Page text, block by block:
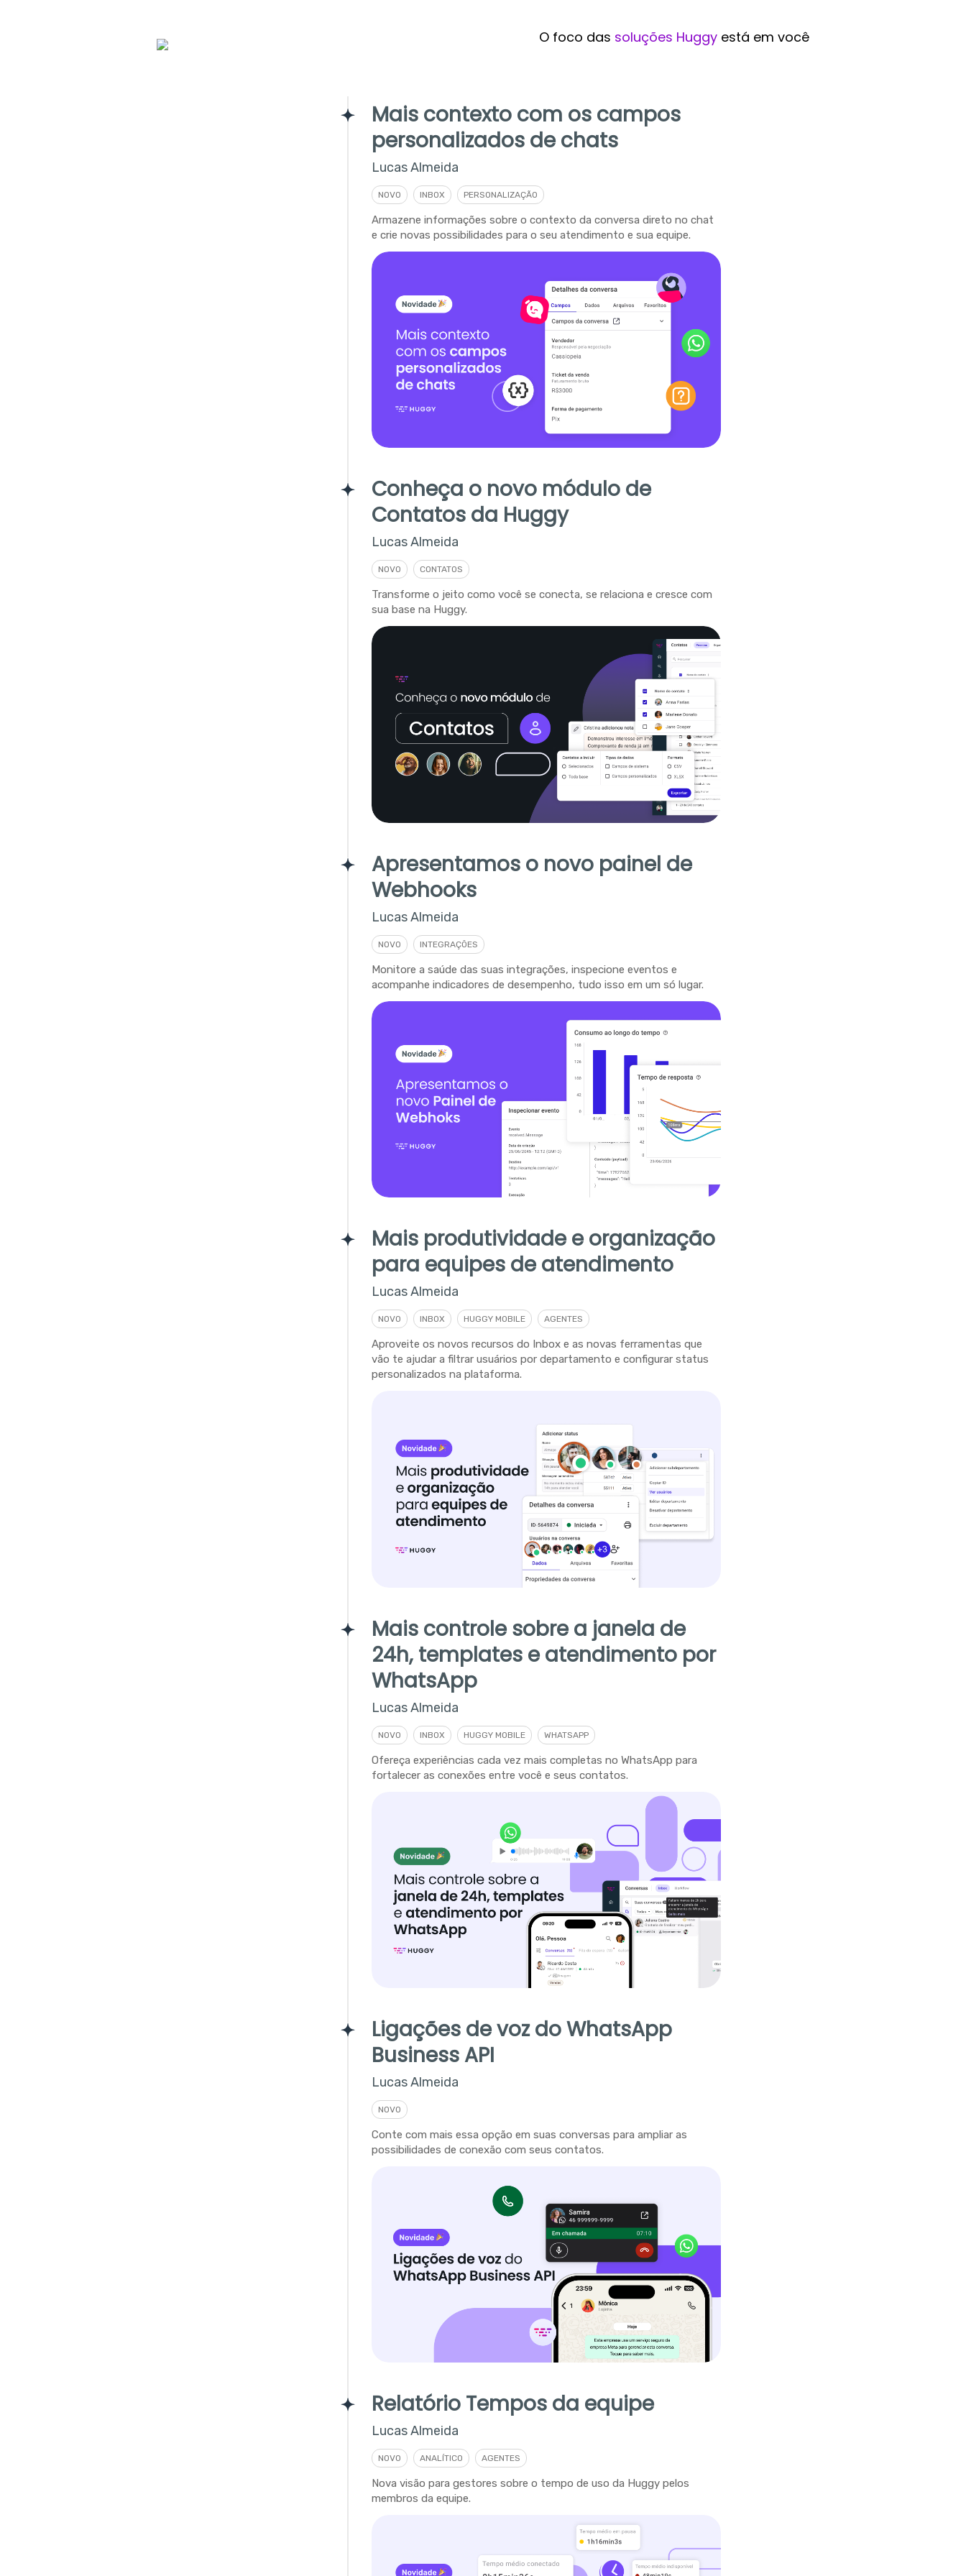
O foco das soluções Huggyestá em você
Mais contexto com os campos
personalizados de chats
Lucas Almeida
NOVO INBOX PERSONALIZAÇÃO
Armazene informações sobre o contexto da conversa direto no chat
e crie novas possibilidades para o seu atendimento e sua equipe.
Conheça o novo módulo de
Contatos da Huggy
Lucas Almeida
NOVO CONTATOS
Transforme o jeito como você se conecta, se relaciona e cresce com
sua base na Huggy.
Apresentamos o novo painel de
Webhooks
Lucas Almeida
NOVO INTEGRAÇÕES
Monitore a saúde das suas integrações, inspecione eventos e
acompanhe indicadores de desempenho, tudo isso em um só lugar.
Mais produtividade e organização
para equipes de atendimento
Lucas Almeida
NOVO INBOX HUGGY MOBILE AGENTES
Aproveite os novos recursos do Inbox e as novas ferramentas que
vão te ajudar a filtrar usuários por departamento e configurar status
personalizados na plataforma.
Mais controle sobre a janela de
24h, templates e atendimento por
WhatsApp
Lucas Almeida
NOVO INBOX HUGGY MOBILE WHATSAPP
Ofereça experiências cada vez mais completas no WhatsApp para
fortalecer as conexões entre você e seus contatos.
Ligações de voz do WhatsApp
Business API
Lucas Almeida
NOVO
Conte com mais essa opção em suas conversas para ampliar as
possibilidades de conexão com seus contatos.
Relatório Tempos da equipe
Lucas Almeida
NOVO ANALÍTICO AGENTES
Nova visão para gestores sobre o tempo de uso da Huggy pelos
membros da equipe.